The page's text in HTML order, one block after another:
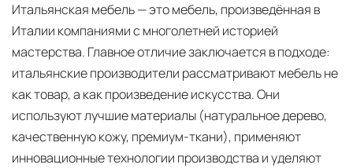
Итальянская мебель — это мебель, произведённая в
Италии компаниями с многолетней историей
мастерства. Главное отличие заключается в подходе:
итальянские производители рассматривают мебель не
как товар, а как произведение искусства. Они
используют лучшие материалы (натуральное дерево,
качественную кожу, премиум-ткани), применяют
инновационные технологии производства и уделяют